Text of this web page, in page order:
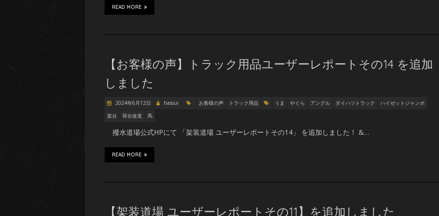
READ MORE
【お客様の声】トラック用品ユーザーレポートその14 を追加
しました
2024年6月12日 hassui お客様の声 トラック用品 うま やぐら アングル ダイハツトラック
ハイゼットジャンボ
架台
荷台改造 馬
撥水道場公式HPにて 「架装道場 ユーザーレポートその14」 を追加しました！ &…
READ MORE
【架装道場 ユーザーレポートその11】を追加しました